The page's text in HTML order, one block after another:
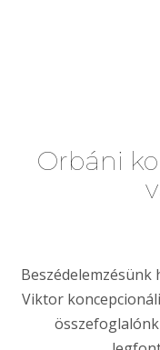
Orbáni
Viktor